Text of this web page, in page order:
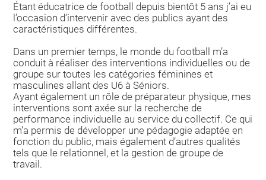
Étant éducatrice de football depuis bientôt 5 ans j’ai eu
l’occasion d’intervenir avec des publics ayant des
caractéristiques différentes.
Dans un premier temps, le monde du football m’a
conduit à réaliser des interventions individuelles ou de
groupe sur toutes les catégories féminines et
masculines allant des U6 à Séniors.
Ayant également un rôle de préparateur physique, mes
interventions sont axée sur la recherche de
performance individuelle au service du collectif. Ce qui
m’a permis de développer une pédagogie adaptée en
fonction du public, mais également d’autres qualités
tels que le relationnel, et la gestion de groupe de
travail.